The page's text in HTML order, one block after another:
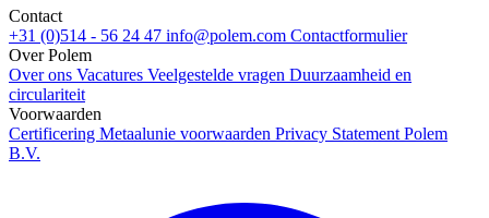
Contact
+31 (0)514 - 56 24 47 info@polem.com Contactformulier
Over Polem
Over ons Vacatures Veelgestelde vragen Duurzaamheid en
circulariteit
Voorwaarden
Certificering Metaalunie voorwaarden Privacy Statement Polem
B.V.